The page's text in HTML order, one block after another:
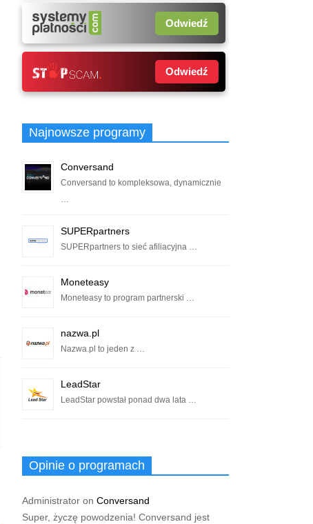
Odwiedź
Odwiedź
Najnowsze programy
Conversand
Conversand to kompleksowa, dynamicznie
…
SUPERpartners
SUPERpartners to sieć afiliacyjna …
Moneteasy
Moneteasy to program partnerski …
nazwa.pl
Nazwa.pl to jeden z …
LeadStar
LeadStar powstał ponad dwa lata …
Opinie o programach
Administrator on Conversand
Super, życzę powodzenia! Conversand jest